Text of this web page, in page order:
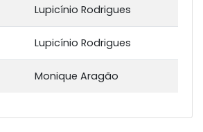
Lupicínio Rodrigues
Lupicínio Rodrigues
Monique Aragão